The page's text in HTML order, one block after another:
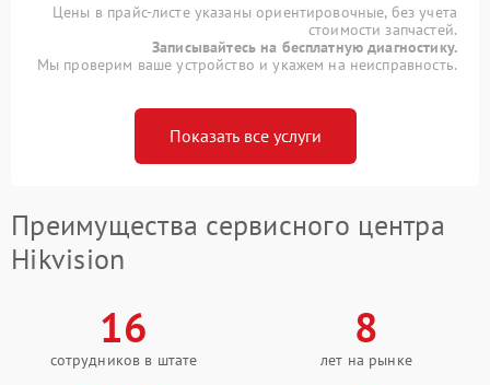
Цены в прайс-листе указаны ориентировочные, без учета
стоимости запчастей.
Записывайтесь на бесплатную диагностику.
Мы проверим ваше устройство и укажем на неисправность.
Показать все услуги
Преимущества сервисного центра
Hikvision
16
сотрудников в штате
8
лет на рынке